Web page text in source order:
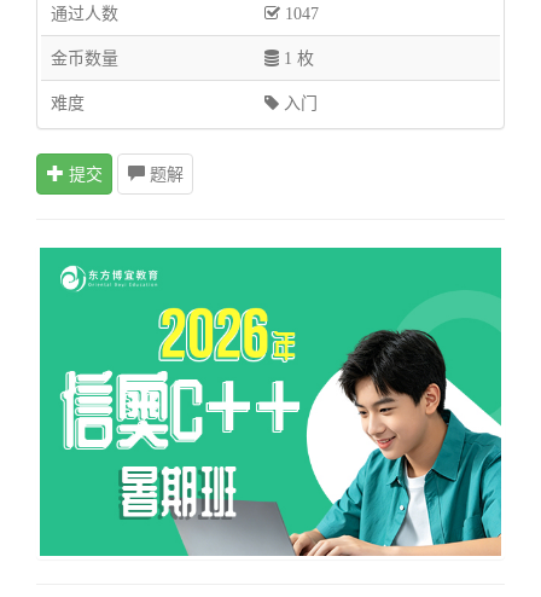
通过人数 1047
金币数量 1 枚
难度 入门
提交 题解